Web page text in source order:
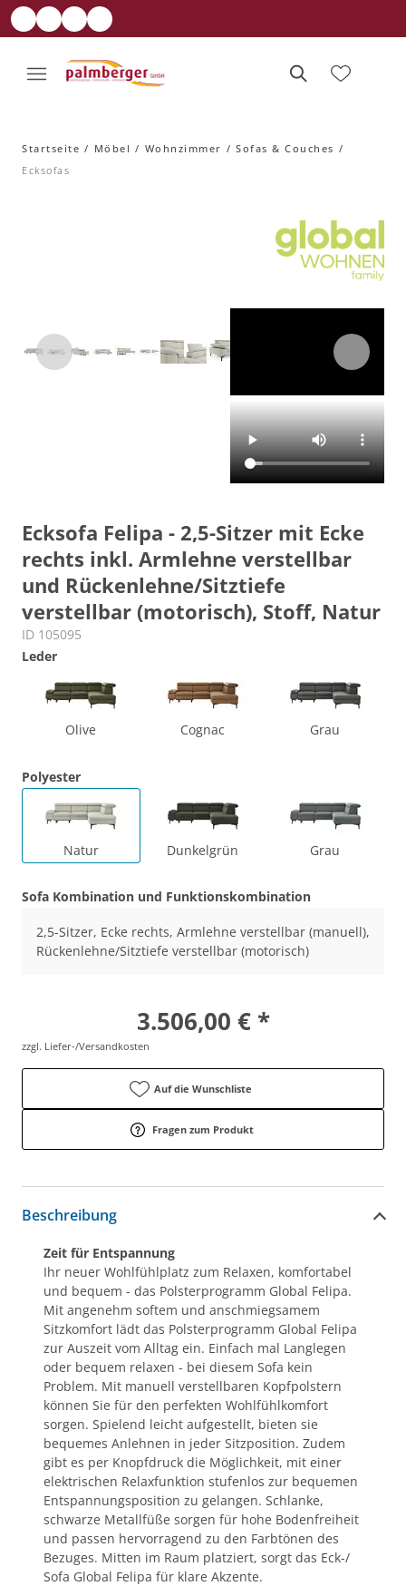
Startseite Möbel Wohnzimmer
Sofas & Couches
Ecksofas
Ecksofa Felipa - 2,5-Sitzer mit Ecke
rechts inkl. Armlehne verstellbar
und Rückenlehne/Sitztiefe
verstellbar (motorisch), Stoff, Natur
ID 105095
Leder
Olive Cognac Grau
Polyester
Natur Dunkelgrün Grau
Sofa Kombination und Funktionskombination
2,5-Sitzer, Ecke rechts, Armlehne verstellbar (manuell),
Rückenlehne/Sitztiefe verstellbar (motorisch)
3.506,00 € *
zzgl. Liefer-/Versandkosten
Auf die Wunschliste
Fragen zum Produkt
Beschreibung
Zeit für Entspannung
Ihr neuer Wohlfühlplatz zum Relaxen, komfortabel
und bequem - das Polsterprogramm Global Felipa.
Mit angenehm softem und anschmiegsamem
Sitzkomfort lädt das Polsterprogramm Global Felipa
zur Auszeit vom Alltag ein. Einfach mal Langlegen
oder bequem relaxen - bei diesem Sofa kein
Problem. Mit manuell verstellbaren Kopfpolstern
können Sie für den perfekten Wohlfühlkomfort
sorgen. Spielend leicht aufgestellt, bieten sie
bequemes Anlehnen in jeder Sitzposition. Zudem
gibt es per Knopfdruck die Möglichkeit, mit einer
elektrischen Relaxfunktion stufenlos zur bequemen
Entspannungsposition zu gelangen. Schlanke,
schwarze Metallfüße sorgen für hohe Bodenfreiheit
und passen hervorragend zu den Farbtönen des
Bezuges. Mitten im Raum platziert, sorgt das Eck-/
Sofa Global Felipa für klare Akzente.